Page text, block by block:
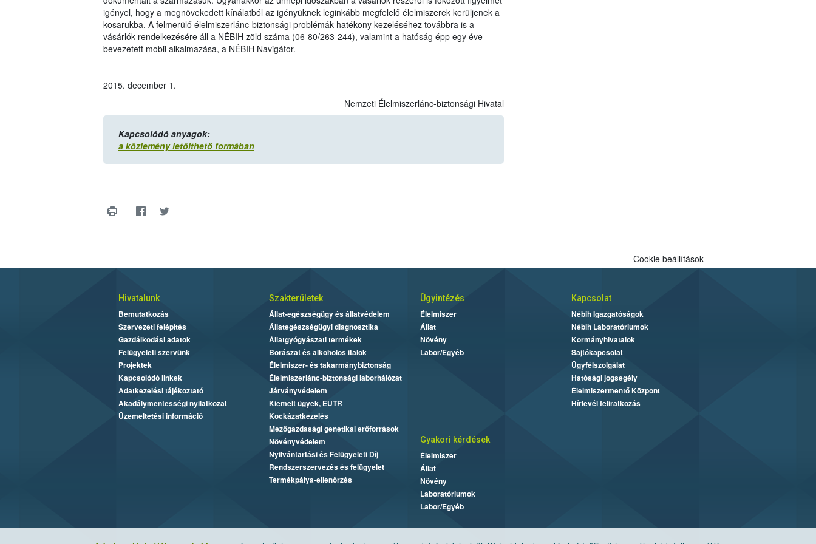
igényel, hogy a megnövekedett kínálatból az igényüknek leginkább megfelelő élelmiszerek kerüljenek a
kosarukba. A felmerülő élelmiszerlánc-biztonsági problémák hatékony kezeléséhez továbbra is a
vásárlók rendelkezésére áll a NÉBIH zöld száma (06-80/263-244), valamint a hatóság épp egy éve
bevezetett mobil alkalmazása, a NÉBIH Navigátor.
2015. december 1.
Nemzeti Élelmiszerlánc-biztonsági Hivatal
Kapcsolódó anyagok:
a közlemény letölthető formában
Cookie beállítások
Hivatalunk
Bemutatkozás
Szervezeti felépítés
Gazdálkodási adatok
Felügyeleti szervünk
Projektek
Kapcsolódó linkek
Adatkezelési tájékoztató
Akadálymentességi nyilatkozat
Üzemeltetési információ
Szakterületek
Állat-egészségügy és állatvédelem
Állategészségügyi diagnosztika
Állatgyógyászati termékek
Borászat és alkoholos italok
Élelmiszer- és takarmánybiztonság
Élelmiszerlánc-biztonsági laborhálózat
Járványvédelem
Kiemelt ügyek, EUTR
Kockázatkezelés
Mezőgazdasági genetikai erőforrások
Növényvédelem
Nyilvántartási és Felügyeleti Díj
Rendszerszervezés és felügyelet
Termékpálya-ellenőrzés
Ügyintézés
Élelmiszer
Állat
Növény
Labor/Egyéb
Kapcsolat
Nébih Igazgatóságok
Nébih Laboratóriumok
Kormányhivatalok
Sajtókapcsolat
Ügyfélszolgálat
Hatósági jogsegély
Élelmiszermentő Központ
Hírlevél feliratkozás
Gyakori kérdések
Élelmiszer
Állat
Növény
Laboratóriumok
Labor/Egyéb